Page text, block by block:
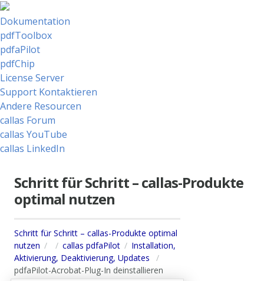
Dokumentation
pdfToolbox
pdfaPilot
pdfChip
License Server
Support Kontaktieren
Andere Resourcen
callas Forum
callas YouTube
callas LinkedIn
Schritt für Schritt – callas-Produkte
optimal nutzen
Schritt für Schritt – callas-Produkte optimal
nutzen
callas pdfaPilot
Installation,
Aktivierung, Deaktivierung, Updates
pdfaPilot-Acrobat-Plug-In deinstallieren